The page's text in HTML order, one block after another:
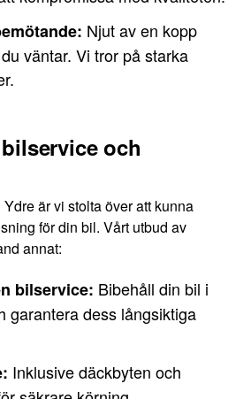
Njut av en kopp
väntar. Vi tror på starka
och
är vi stolta över att kunna
för din bil. Vårt utbud av
annat:
bilservice: Bibehåll din bil i
garantera dess långsiktiga
Inklusive däckbyten och